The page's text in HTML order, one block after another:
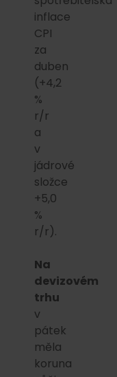
inflace
CPI
za
duben
(+4,2
%
r/r
a
v
jádrové
složce
+5,0
%
r/r).
Na
devizovém
trhu
v
pátek
měla
koruna